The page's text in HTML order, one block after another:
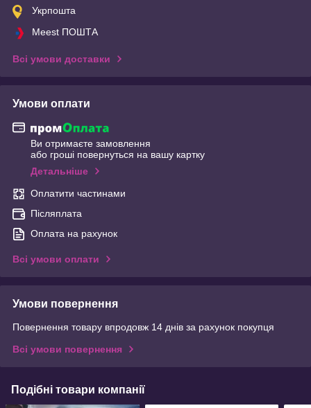
Укрпошта
Meest ПОШТА
Всі умови доставки
Умови оплати
Ви отримаєте замовлення
або гроші повернуться на вашу картку
Детальніше
Оплатити частинами
Післяплата
Оплата на рахунок
Всі умови оплати
Умови повернення
Повернення товару впродовж 14 днів за рахунок покупця
Всі умови повернення
Подібні товари компанії